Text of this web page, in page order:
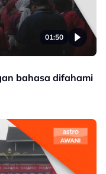
01:50
bahasa difahami